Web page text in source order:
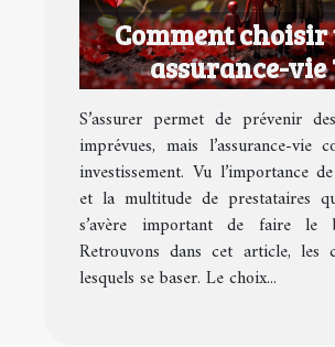
Comment choisir
assurance-vie
S’assurer permet de prévenir
imprévues, mais l’assurance-vie
investissement. Vu l’importance
et la multitude de prestataires
s’avère important de faire le
Retrouvons dans cet article, les
lesquels se baser. Le choix...